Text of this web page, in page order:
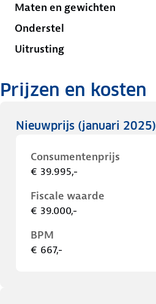
Maten en gewichten
Onderstel
Uitrusting
Prijzen en kosten
Nieuwprijs (januari 2025)
Consumentenprijs
€ 39.995,-
Fiscale waarde
€ 39.000,-
BPM
€ 667,-